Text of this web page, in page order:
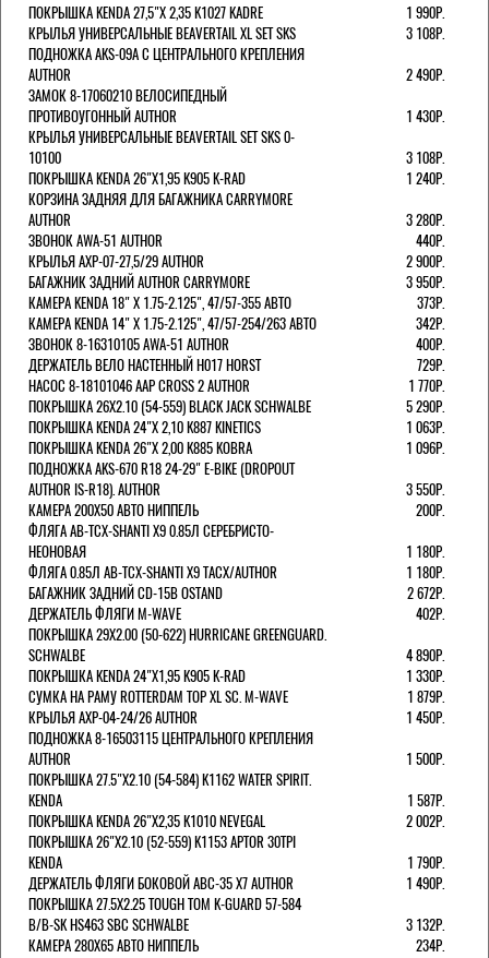
ПОКРЫШКА KENDA 27,5"Х 2,35 K1027 KADRE
1 990Р.
КРЫЛЬЯ УНИВЕРСАЛЬНЫЕ BEAVERTAIL XL SET SKS
3 108Р.
ПОДНОЖКА AKS-09A C ЦЕНТРАЛЬНОГО КРЕПЛЕНИЯ
AUTHOR
2 490Р.
ЗАМОК 8-17060210 ВЕЛОСИПЕДНЫЙ
ПРОТИВОУГОННЫЙ AUTHOR
1 430Р.
КРЫЛЬЯ УНИВЕРСАЛЬНЫЕ BEAVERTAIL SET SKS 0-
10100
3 108Р.
ПОКРЫШКА KENDA 26"Х1,95 K905 K-RAD
1 240Р.
КОРЗИНА ЗАДНЯЯ ДЛЯ БАГАЖНИКА CARRYMORE
AUTHOR
3 280Р.
ЗВОНОК AWA-51 AUTHOR
440Р.
КРЫЛЬЯ AXP-07-27,5/29 AUTHOR
2 900Р.
БАГАЖНИК ЗАДНИЙ AUTHOR CARRYMORE
3 950Р.
КАМЕРА KENDA 18" Х 1.75-2.125", 47/57-355 АВТО
373Р.
КАМЕРА KENDA 14" Х 1.75-2.125", 47/57-254/263 АВТО
342Р.
ЗВОНОК 8-16310105 AWA-51 AUTHOR
400Р.
ДЕРЖАТЕЛЬ ВЕЛО НАСТЕННЫЙ H017 HORST
729Р.
НАСОС 8-18101046 AAP CROSS 2 AUTHOR
1 770Р.
ПОКРЫШКА 26X2.10 (54-559) BLACK JACK SCHWALBE
5 290Р.
ПОКРЫШКА KENDA 24"Х 2,10 K887 KINETICS
1 063Р.
ПОКРЫШКА KENDA 26"Х 2,00 K885 KOBRA
1 096Р.
ПОДНОЖКА AKS-670 R18 24-29" E-BIKE (DROPOUT
AUTHOR IS-R18). AUTHOR
3 550Р.
КАМЕРА 200Х50 АВТО НИППЕЛЬ
200Р.
ФЛЯГА AB-TCX-SHANTI X9 0.85Л СЕРЕБРИСТО-
НЕОНОВАЯ
1 180Р.
ФЛЯГА 0.85Л AB-TCX-SHANTI X9 TACX/AUTHOR
1 180Р.
БАГАЖНИК ЗАДНИЙ CD-15B OSTAND
2 672Р.
ДЕРЖАТЕЛЬ ФЛЯГИ M-WAVE
402Р.
ПОКРЫШКА 29X2.00 (50-622) HURRICANE GREENGUARD.
SCHWALBE
4 890Р.
ПОКРЫШКА KENDA 24"Х1,95 K905 K-RAD
1 330Р.
СУМКА НА РАМУ ROTTERDAM TOP XL SC. M-WAVE
1 879Р.
КРЫЛЬЯ AXP-04-24/26 AUTHOR
1 450Р.
ПОДНОЖКА 8-16503115 ЦЕНТРАЛЬНОГО КРЕПЛЕНИЯ
AUTHOR
1 500Р.
ПОКРЫШКА 27.5"Х2.10 (54-584) K1162 WATER SPIRIT.
KENDA
1 587Р.
ПОКРЫШКА KENDA 26"Х2,35 K1010 NEVEGAL
2 002Р.
ПОКРЫШКА 26"Х2.10 (52-559) K1153 APTOR 30TPI
KENDA
1 790Р.
ДЕРЖАТЕЛЬ ФЛЯГИ БОКОВОЙ ABC-35 X7 AUTHOR
1 490Р.
ПОКРЫШКА 27.5X2.25 TOUGH TOM K-GUARD 57-584
B/B-SK HS463 SBC SCHWALBE
3 132Р.
КАМЕРА 280Х65 АВТО НИППЕЛЬ
234Р.